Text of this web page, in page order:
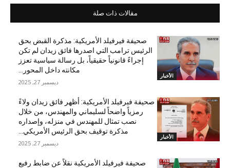
مقالات ذات صلة
الأخبار
صحيفة فيرفيلد الأمريكية: مذكرة القبض بحق
الرئيس ترامب التي اصدرها فائق زيدان لم تكن
إجراءً قانونياً حقيقياً، بل رسالة سياسية تعزز
مكانته داخل المحور...
ديسمبر 27, 2025
الأخبار
صحيفة فيرفيلد الأمريكية: أظهر فائق زيدان ولاءً
رمزياً واضحاً لسليماني والمهندس، من خلال
نصب تمثال للمهندس في منزله، وإصداره
مذكرة توقيف بحق الرئيس الأمريكي...
ديسمبر 27, 2025
صحيفة فيرفيلد الأمريكية نقلاً عن ضابط رفيع